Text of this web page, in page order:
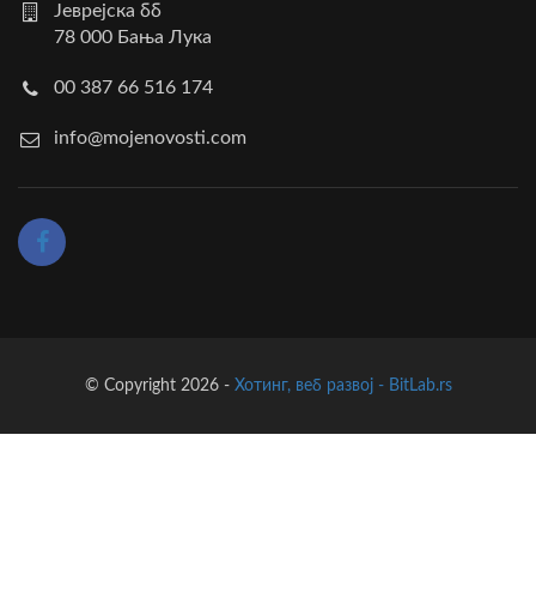
Јеврејска бб
78 000 Бања Лука
00 387 66 516 174
info@mojenovosti.com
© Copyright 2026 - Хотинг, веб развој - BitLab.rs